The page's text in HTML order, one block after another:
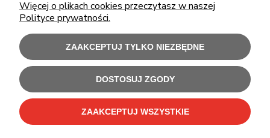
POMOC
MOJE KONTO
INFORMACJE
Użytkowanie sklepu oznacza zgodę na wykorzystywanie plików cookies.
Więcej o plikach cookies przeczytasz w naszej
Polityce prywatności.
ZAAKCEPTUJ TYLKO NIEZBĘDNE
DOSTOSUJ ZGODY
ZAAKCEPTUJ WSZYSTKIE